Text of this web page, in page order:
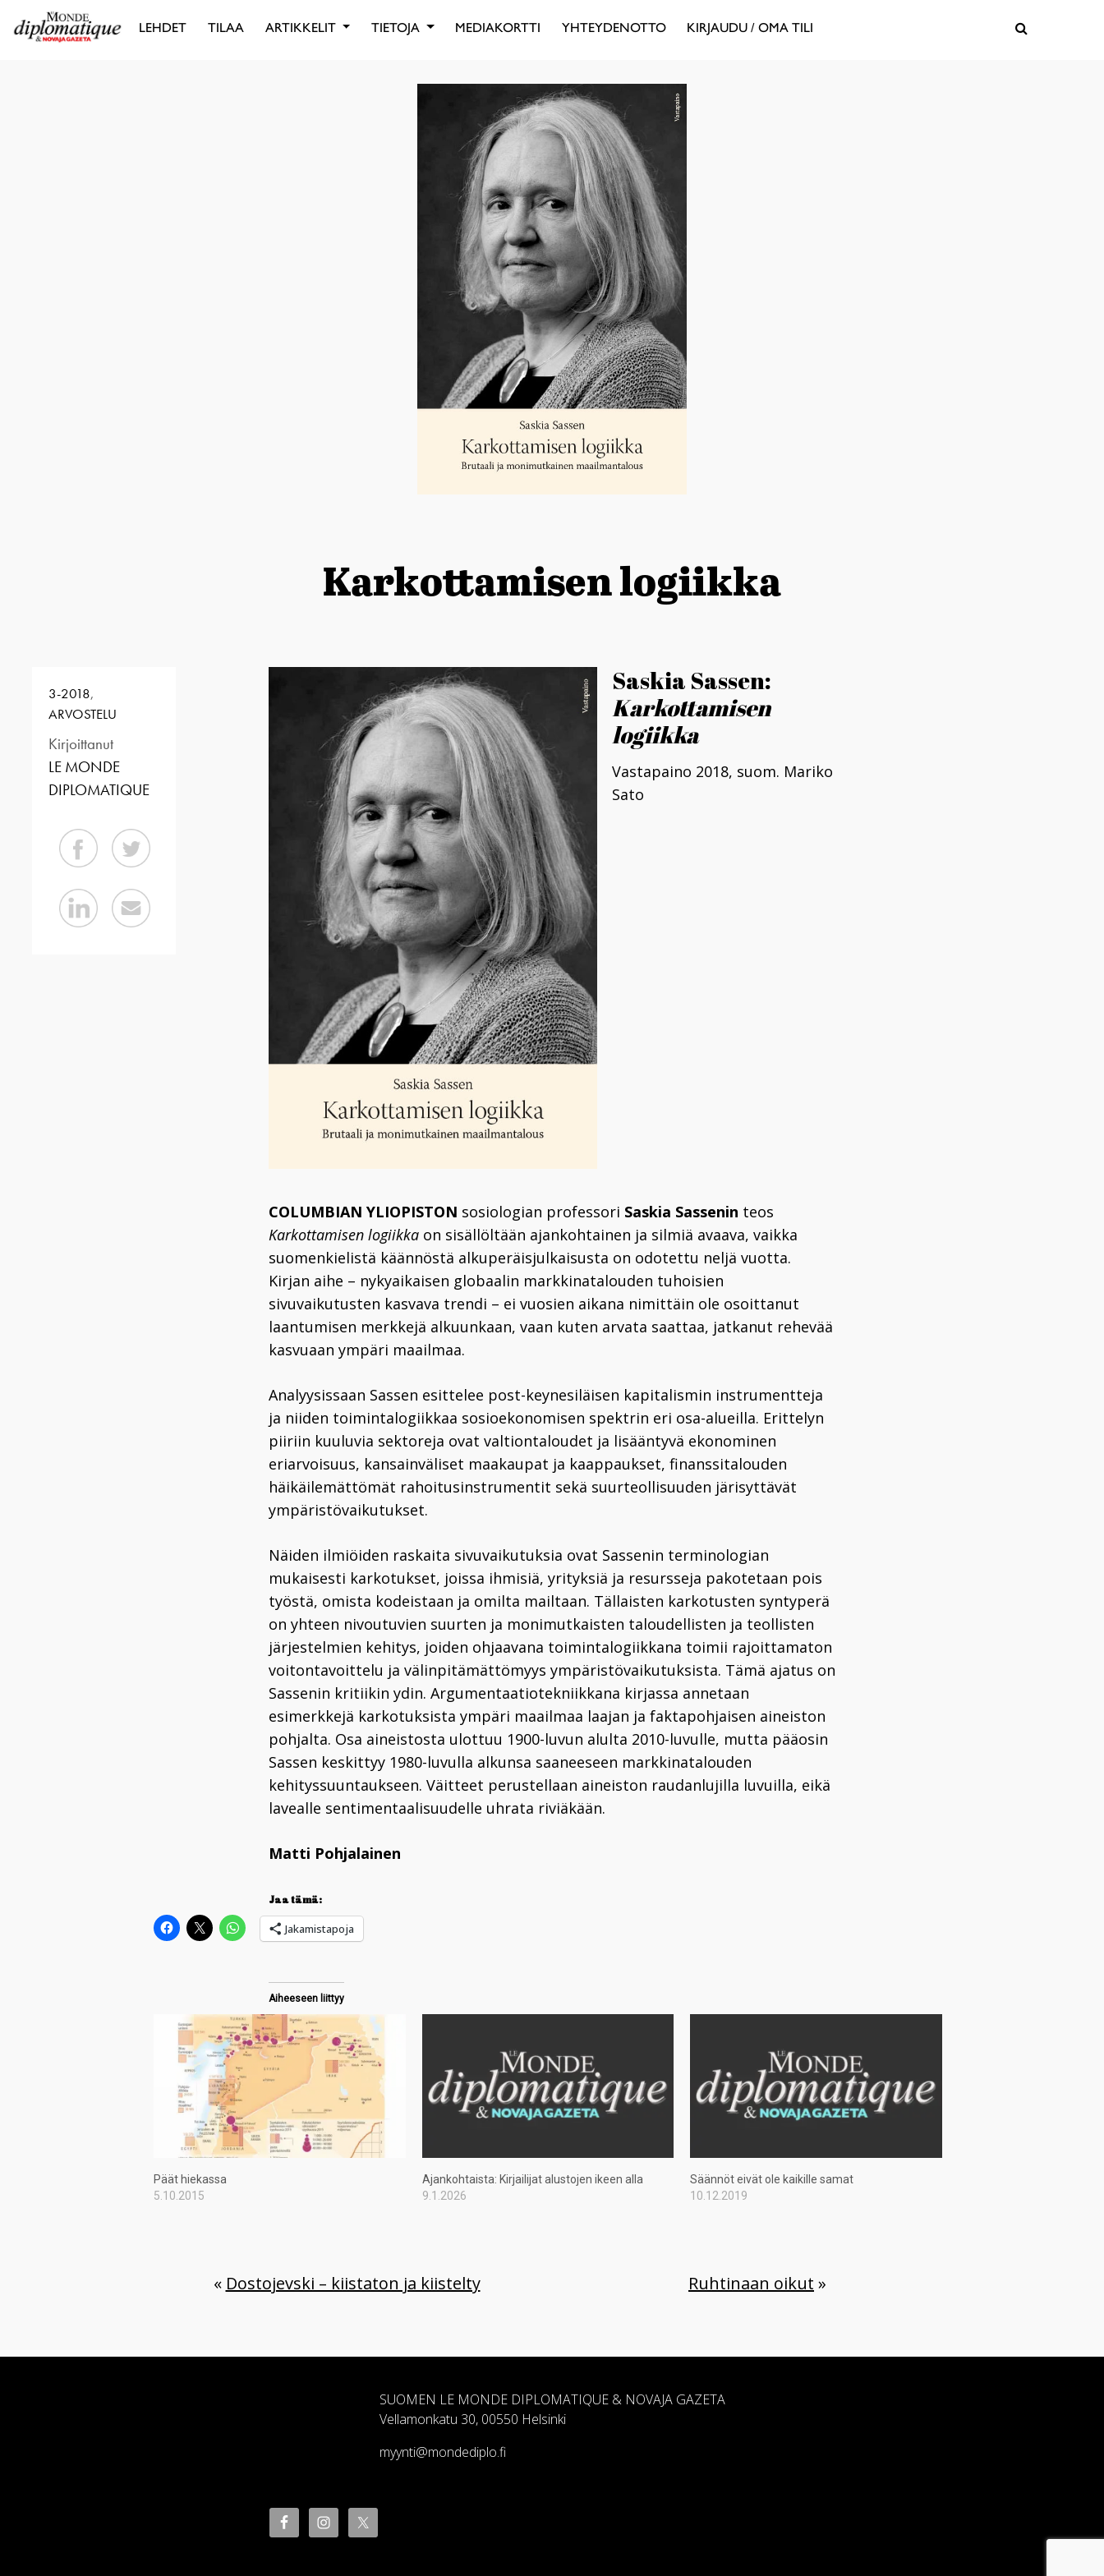
LEHDET TILAA ARTIKKELIT TIETOJA MEDIAKORTTI YHTEYDENOTTO KIRJAUDU / OMA TILI
Karkottamisen logiikka
3-2018,
ARVOSTELU
Kirjoittanut
LE MONDE
DIPLOMATIQUE
Saskia Sassen:
Karkottamisen
logiikka
Vastapaino 2018, suom. Mariko
Sato
COLUMBIAN YLIOPISTON sosiologian professori Saskia Sassenin teos
Karkottamisen logiikka on sisällöltään ajankohtainen ja silmiä avaava, vaikka
suomenkielistä käännöstä alkuperäisjulkaisusta on odotettu neljä vuotta.
Kirjan aihe – nykyaikaisen globaalin markkinatalouden tuhoisien
sivuvaikutusten kasvava trendi – ei vuosien aikana nimittäin ole osoittanut
laantumisen merkkejä alkuunkaan, vaan kuten arvata saattaa, jatkanut rehevää
kasvuaan ympäri maailmaa.
Analyysissaan Sassen esittelee post-keynesiläisen kapitalismin instrumentteja
ja niiden toimintalogiikkaa sosioekonomisen spektrin eri osa-alueilla. Erittelyn
piiriin kuuluvia sektoreja ovat valtiontaloudet ja lisääntyvä ekonominen
eriarvoisuus, kansainväliset maakaupat ja kaappaukset, finanssitalouden
häikäilemättömät rahoitusinstrumentit sekä suurteollisuuden järisyttävät
ympäristövaikutukset.
Näiden ilmiöiden raskaita sivuvaikutuksia ovat Sassenin terminologian
mukaisesti karkotukset, joissa ihmisiä, yrityksiä ja resursseja pakotetaan pois
työstä, omista kodeistaan ja omilta mailtaan. Tällaisten karkotusten syntyperä
on yhteen nivoutuvien suurten ja monimutkaisten taloudellisten ja teollisten
järjestelmien kehitys, joiden ohjaavana toimintalogiikkana toimii rajoittamaton
voitontavoittelu ja välinpitämättömyys ympäristövaikutuksista. Tämä ajatus on
Sassenin kritiikin ydin. Argumentaatiotekniikkana kirjassa annetaan
esimerkkejä karkotuksista ympäri maailmaa laajan ja faktapohjaisen aineiston
pohjalta. Osa aineistosta ulottuu 1900-luvun alulta 2010-luvulle, mutta pääosin
Sassen keskittyy 1980-luvulla alkunsa saaneeseen markkinatalouden
kehityssuuntaukseen. Väitteet perustellaan aineiston raudanlujilla luvuilla, eikä
lavealle sentimentaalisuudelle uhrata riviäkään.
Matti Pohjalainen
Jaa tämä:
Jakamistapoja
Aiheeseen liittyy
Päät hiekassa
5.10.2015
Ajankohtaista: Kirjailijat alustojen ikeen alla
9.1.2026
Säännöt eivät ole kaikille samat
10.12.2019
« Dostojevski – kiistaton ja kiistelty Ruhtinaan oikut »
SUOMEN LE MONDE DIPLOMATIQUE & NOVAJA GAZETA
Vellamonkatu 30, 00550 Helsinki
myynti@mondediplo.fi